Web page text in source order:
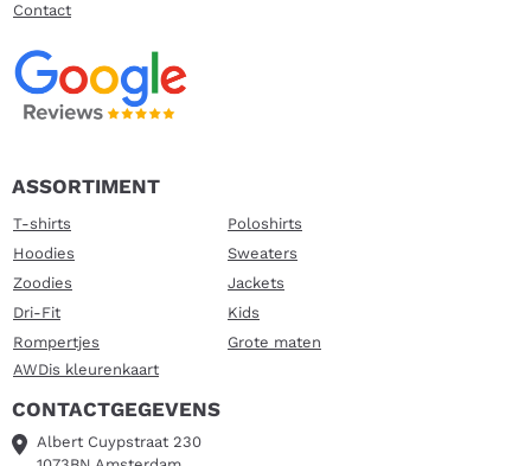
Contact
ASSORTIMENT
T-shirts
Poloshirts
Hoodies
Sweaters
Zoodies
Jackets
Dri-Fit
Kids
Rompertjes
Grote maten
AWDis kleurenkaart
CONTACTGEGEVENS
Albert Cuypstraat 230